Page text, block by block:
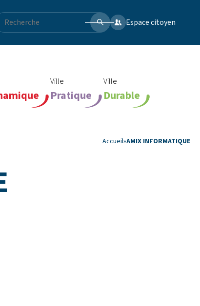
Espace citoyen
Ville
Pratique
Ville
Durable
Accueil»AMIX INFORMATIQUE